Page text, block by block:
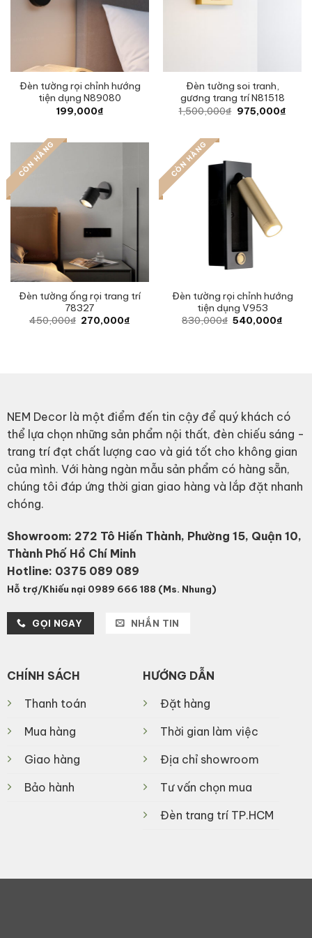
Đèn tường rọi chỉnh hướng
tiện dụng N89080
199,000₫
Đèn tường soi tranh,
gương trang trí N81518
1,500,000₫ Original
price
975,000₫
CÒN HÀNG
Đèn tường ống rọi trang trí
78327
450,000₫ Original
price
270,000₫
CÒN HÀNG
Đèn tường rọi chỉnh hướng
tiện dụng V953
830,000₫ Original
price
540,000₫
NEM Decor là một điểm đến tin cậy để quý khách có
thể lựa chọn những sản phẩm nội thất, đèn chiếu sáng -
trang trí đạt chất lượng cao và giá tốt cho không gian
của mình. Với hàng ngàn mẫu sản phẩm có hàng sẵn,
chúng tôi đáp ứng thời gian giao hàng và lắp đặt nhanh
chóng.
Showroom: 272 Tô Hiến Thành, Phường 15, Quận 10,
Thành Phố Hồ Chí Minh
Hotline: 0375 089 089
Hỗ trợ/Khiếu nại 0989 666 188 (Ms. Nhung)
GỌI NGAY NHẮN TIN
CHÍNH SÁCH
Thanh toán
Mua hàng
Giao hàng
Bảo hành
HƯỚNG DẪN
Đặt hàng
Thời gian làm việc
Địa chỉ showroom
Tư vấn chọn mua
Đèn trang trí TP.HCM